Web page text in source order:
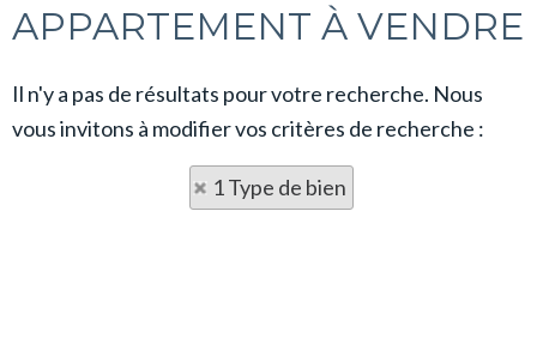
APPARTEMENT À VENDRE
Il n'y a pas de résultats pour votre recherche. Nous
vous invitons à modifier vos critères de recherche :
1 Type de bien